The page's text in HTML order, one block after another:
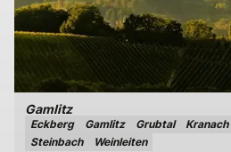
Gamlitz
Eckberg Gamlitz Grubtal Kranach
Steinbach
Weinleiten